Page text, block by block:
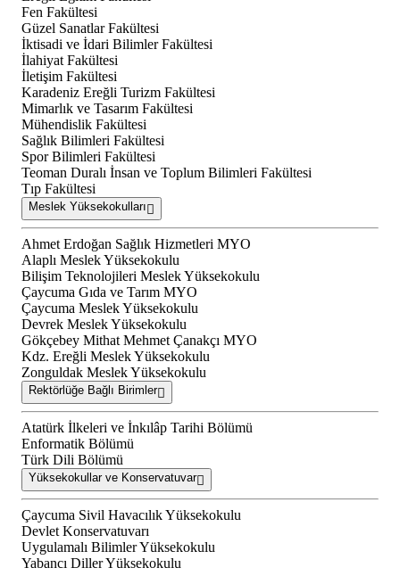
Fen Fakültesi
Güzel Sanatlar Fakültesi
İktisadi ve İdari Bilimler Fakültesi
İlahiyat Fakültesi
İletişim Fakültesi
Karadeniz Ereğli Turizm Fakültesi
Mimarlık ve Tasarım Fakültesi
Mühendislik Fakültesi
Sağlık Bilimleri Fakültesi
Spor Bilimleri Fakültesi
Teoman Duralı İnsan ve Toplum Bilimleri Fakültesi
Tıp Fakültesi
Meslek Yüksekokulları
Ahmet Erdoğan Sağlık Hizmetleri MYO
Alaplı Meslek Yüksekokulu
Bilişim Teknolojileri Meslek Yüksekokulu
Çaycuma Gıda ve Tarım MYO
Çaycuma Meslek Yüksekokulu
Devrek Meslek Yüksekokulu
Gökçebey Mithat Mehmet Çanakçı MYO
Kdz. Ereğli Meslek Yüksekokulu
Zonguldak Meslek Yüksekokulu
Rektörlüğe Bağlı Birimler
Atatürk İlkeleri ve İnkılâp Tarihi Bölümü
Enformatik Bölümü
Türk Dili Bölümü
Yüksekokullar ve Konservatuvar
Çaycuma Sivil Havacılık Yüksekokulu
Devlet Konservatuvarı
Uygulamalı Bilimler Yüksekokulu
Yabancı Diller Yüksekokulu